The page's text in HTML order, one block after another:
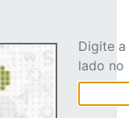
Digite
lado no